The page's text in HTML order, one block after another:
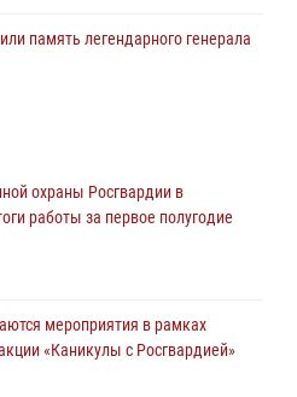
память легендарного генерала
познакомили участников
помощь
Росгвардии пресечена
под реабилитационный центр
охраны Росгвардии в
работы за первое полугодие
мероприятия в рамках
«Каникулы с Росгвардией»